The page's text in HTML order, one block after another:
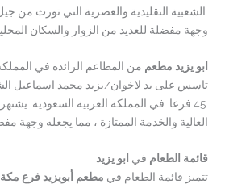
الشعبية التقليدية والعصرية التي تورث من
وجهة مفضلة للعديد من الزوار والسكان
ابو يزيد مطعم من المطاعم الرائدة في
.45 فرعا في المملكة العربية السعودية
العالية والخدمة الممتازة ، مما يجعله وجهة
قائمة الطعام في ابو يزيد
تتميز قائمة الطعام في مطعم أبويزيد فرع